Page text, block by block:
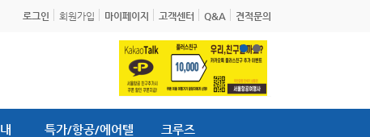
로그인 회원가입 마이페이지 고객센터 Q&A 견적문의
특가/항공/에어텔 크루즈